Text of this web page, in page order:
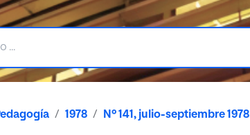
1978 Nº 141, julio-septiembre 1978